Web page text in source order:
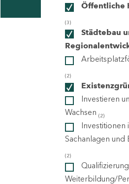
Öffentliche
(3)
Städtebau
(2)
Investieren
Wachsen (2)
Investitionen
Sachanlagen und
(2)
Weiterbildung/